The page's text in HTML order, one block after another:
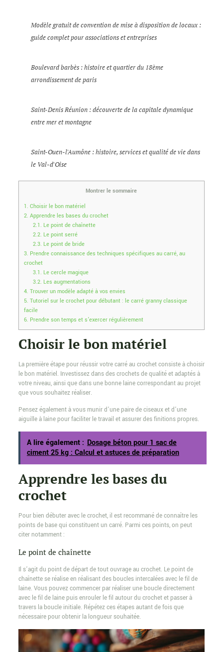
Modèle gratuit de convention de mise à disposition de locaux :
guide complet pour associations et entreprises
Boulevard barbès : histoire et quartier du 18ème
arrondissement de paris
Saint-Denis Réunion : découverte de la capitale dynamique
entre mer et montagne
Saint-Ouen-l'Aumône : histoire, services et qualité de vie dans
le Val-d'Oise
Montrer le sommaire
1. Choisir le bon matériel
2. Apprendre les bases du crochet
2.1. Le point de chaînette
2.2. Le point serré
2.3. Le point de bride
3. Prendre connaissance des techniques spécifiques au carré, au
crochet
3.1. Le cercle magique
3.2. Les augmentations
4. Trouver un modèle adapté à vos envies
5. Tutoriel sur le crochet pour débutant : le carré granny classique
facile
6. Prendre son temps et s’exercer régulièrement
Choisir le bon matériel
La première étape pour réussir votre carré au crochet consiste à choisir
le bon matériel. Investissez dans des crochets de qualité et adaptés à
votre niveau, ainsi que dans une bonne laine correspondant au projet
que vous souhaitez réaliser.
Pensez également à vous munir d’une paire de ciseaux et d’une
aiguille à laine pour faciliter le travail et assurer des finitions propres.
A lire également : Dosage béton pour 1 sac de
ciment 25 kg : Calcul et astuces de préparation
Apprendre les bases du
crochet
Pour bien débuter avec le crochet, il est recommané de connaître les
points de base qui constituent un carré. Parmi ces points, on peut
citer notamment :
Le point de chaînette
Il s’agit du point de départ de tout ouvrage au crochet. Le point de
chaînette se réalise en réalisant des boucles intercalées avec le fil de
laine. Vous pouvez commencer par réaliser une boucle directement
avec le fil de laine puis enrouler le fil autour du crochet et passer à
travers la boucle initiale. Répétez ces étapes autant de fois que
nécessaire pour obtenir la longueur souhaitée.